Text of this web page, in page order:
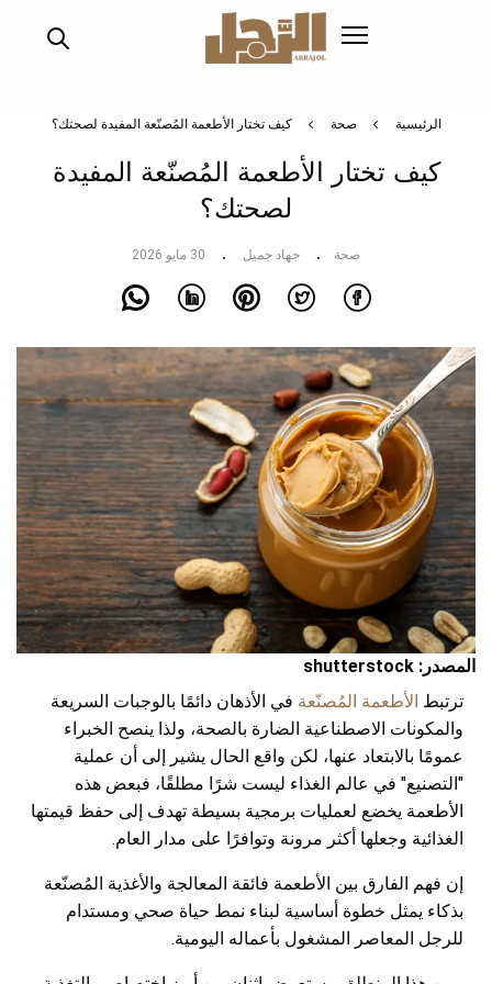
الرئيسية صحة كيف تختار الأطعمة المُصنّعة المفيدة لصحتك؟
كيف تختار الأطعمة المُصنّعة المفيدة
لصحتك؟
صحة جهاد جميل 30 مايو 2026
المصدر: shutterstock
ترتبط الأطعمة المُصنّعة في الأذهان دائمًا بالوجبات السريعة
والمكونات الاصطناعية الضارة بالصحة، ولذا ينصح الخبراء
عمومًا بالابتعاد عنها، لكن واقع الحال يشير إلى أن عملية
"التصنيع" في عالم الغذاء ليست شرًا مطلقًا، فبعض هذه
الأطعمة يخضع لعمليات برمجية بسيطة تهدف إلى حفظ قيمتها
الغذائية وجعلها أكثر مرونة وتوافرًا على مدار العام.
إن فهم الفارق بين الأطعمة فائقة المعالجة والأغذية المُصنّعة
بذكاء يمثل خطوة أساسية لبناء نمط حياة صحي ومستدام
للرجل المعاصر المشغول بأعماله اليومية.